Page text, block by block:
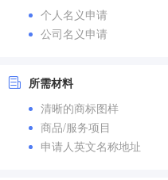
个人名义申请
公司名义申请
所需材料
清晰的商标图样
商品/服务项目
申请人英文名称地址